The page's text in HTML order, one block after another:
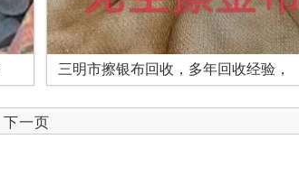
三明市擦银布回收，多年回收经验，
下一页